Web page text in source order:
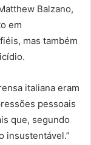
Balzano,
em
mas também
italiana eram
pessoais
que, segundo
insustentável.”